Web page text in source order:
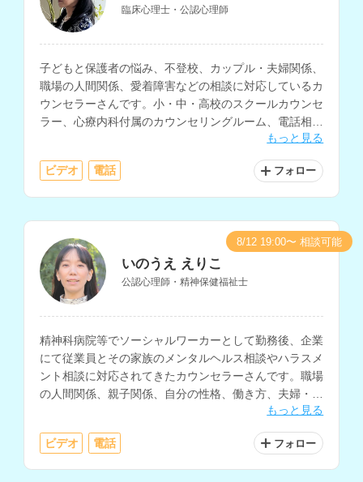
臨床心理士・公認心理師
子どもと保護者の悩み、不登校、カップル・夫婦関係、
職場の人間関係、愛着障害などの相談に対応しているカ
ウンセラーさんです。小・中・高校のスクールカウンセ
ラー、心療内科付属のカウンセリングルーム、電話相
談、総合病院・大学病院の精神科、企業などでの相談経
もっと見る
ビデオ 電話 フォロー
いのうえ えりこ
公認心理師・精神保健福祉士
精神科病院等でソーシャルワーカーとして勤務後、企業
にて従業員とその家族のメンタルヘルス相談やハラスメ
ント相談に対応されてきたカウンセラーさんです。職場
の人間関係、親子関係、自分の性格、働き方、夫婦・パ
ートナー関係などの相談に対応されています。もっと見る
ビデオ 電話 フォロー
8/12 19:00〜 相談可能